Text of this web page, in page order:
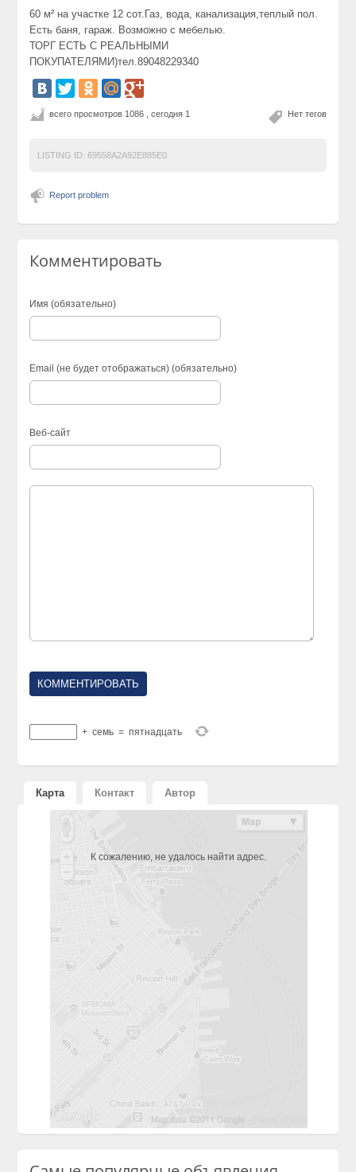
60 м² на участке 12 сот.Газ, вода, канализация,теплый пол.
Есть баня, гараж. Возможно с мебелью.
ТОРГ ЕСТЬ С РЕАЛЬНЫМИ
ПОКУПАТЕЛЯМИ)тел.89048229340
Нет тегов
всего просмотров 1086 , сегодня 1
LISTING ID: 69558A2A92E885E0
Report problem
Комментировать
Имя (обязательно)
Email (не будет отображаться) (обязательно)
Веб-сайт
+ семь = пятнадцать
Карта Контакт Автор
К сожалению, не удалось найти адрес.